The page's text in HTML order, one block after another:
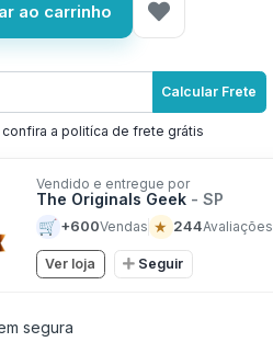
ao carrinho
Calcular Frete
a politíca de frete grátis
Vendido e entregue por
The Originals Geek - SP
🛒 +600Vendas ★ 244Avaliações
Ver loja Seguir
segura